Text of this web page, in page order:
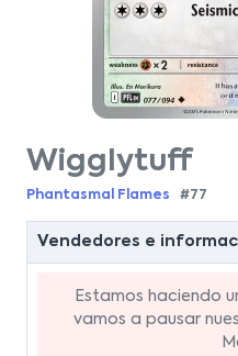
Wigglytuff
Phantasmal Flames #77
Vendedores e
Estamos haciendo
vamos a pausar